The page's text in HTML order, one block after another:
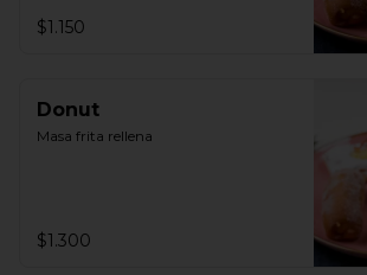
$1.150
Donut
Masa frita rellena
$1.300